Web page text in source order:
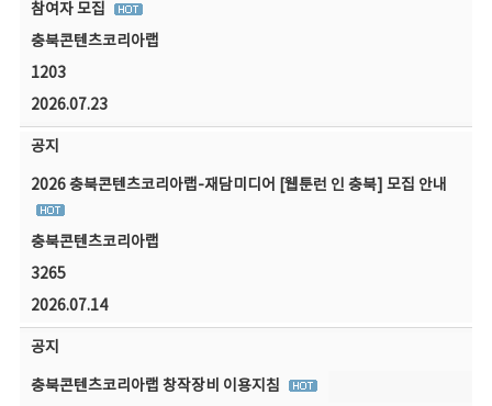
참여자 모집
충북콘텐츠코리아랩
1203
2026.07.23
공지
2026 충북콘텐츠코리아랩-재담미디어 [웹툰런 인 충북] 모집 안내
충북콘텐츠코리아랩
3265
2026.07.14
공지
충북콘텐츠코리아랩 창작장비 이용지침